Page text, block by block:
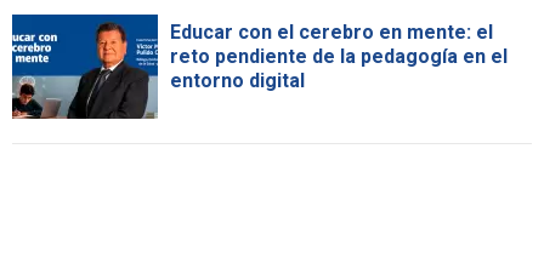
Educar con el cerebro en mente: el
reto pendiente de la pedagogía en el
entorno digital